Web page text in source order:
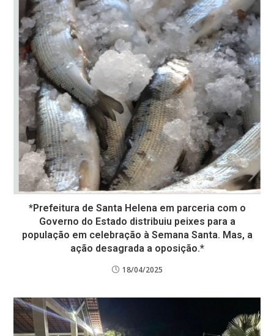
*Prefeitura de Santa Helena em parceria com o
Governo do Estado distribuiu peixes para a
população em celebração à Semana Santa. Mas, a
ação desagrada a oposição.*
18/04/2025